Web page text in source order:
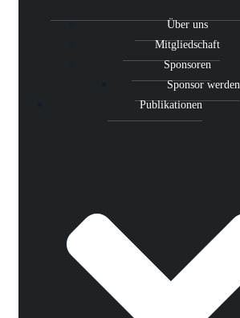
Über uns
Mitgliedschaft
Sponsoren
Sponsor werden
Publikationen